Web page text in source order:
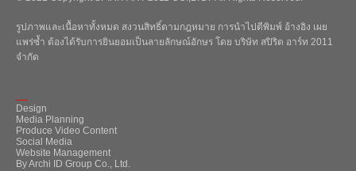
รูปภาพและเนื้อหาทั้งหมด สงวนสิทธิ์ตามกฎหมาย การนำไปตีพิมพ์ อ้างอิง เผย
แพร่ซ้ำ ต้องได้รับการยินยอมเป็นลายลักษณ์อักษร โดย บริษัท สปิริต อาร์ท 2011
จำกัด
Design
Media Planning
Produce Video Content
Social Media
Website Management
By Archi ID Group Co., Ltd.